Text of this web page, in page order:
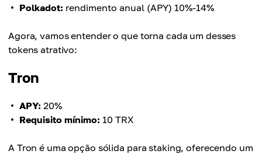
Polkadot: rendimento anual (APY) 10%-14%
Agora, vamos entender o que torna cada um desses
tokens atrativo:
Tron
APY: 20%
Requisito mínimo: 10 TRX
A Tron é uma opção sólida para staking, oferecendo um